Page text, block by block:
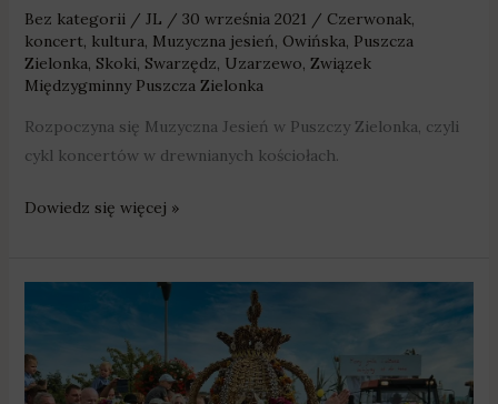
Bez kategorii/ JL / 30 września 2021 / Czerwonak,
koncert, kultura, Muzyczna jesień, Owińska, Puszcza
Zielonka, Skoki, Swarzędz, Uzarzewo, Związek
Międzygminny Puszcza Zielonka
Rozpoczyna się Muzyczna Jesień w Puszczy Zielonka, czyli
cykl koncertów w drewnianych kościołach.
Dowiedz się więcej »
niesiemy
plon”
–